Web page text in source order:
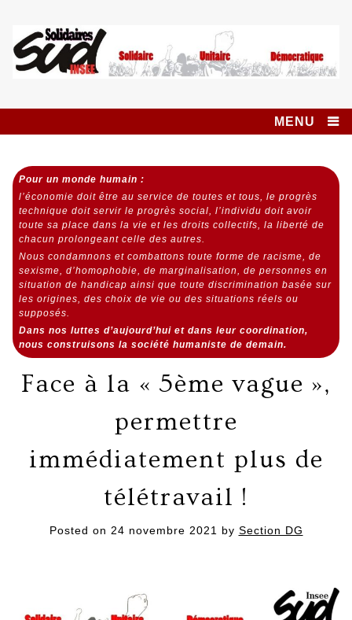
content
Syndicat SUD
INSEE SOLIDAIRES
MENU
Pour un monde humain :
l’économie doit être au service de toutes et tous,le progrès
technique doit servir le progrès social,l’individu doit avoir
toute sa place dans la vie et les droits collectifs, la liberté de
chacun prolongeant celle des autres.
Nous condamnons et combattons toute forme de racisme, de
sexisme, d’homophobie, de marginalisation, de personnes en
situation de handicap ainsi que toute discrimination basée sur
les origines, des choix de vie ou des situations réels ou
supposés.
Dans nos luttes d’aujourd’hui et dans leur coordination,
nous construisons la société humaniste de demain.
Face à la « 5ème vague »,
permettre
immédiatement plus de
télétravail !
Posted on 24 novembre 2021 by Section DG